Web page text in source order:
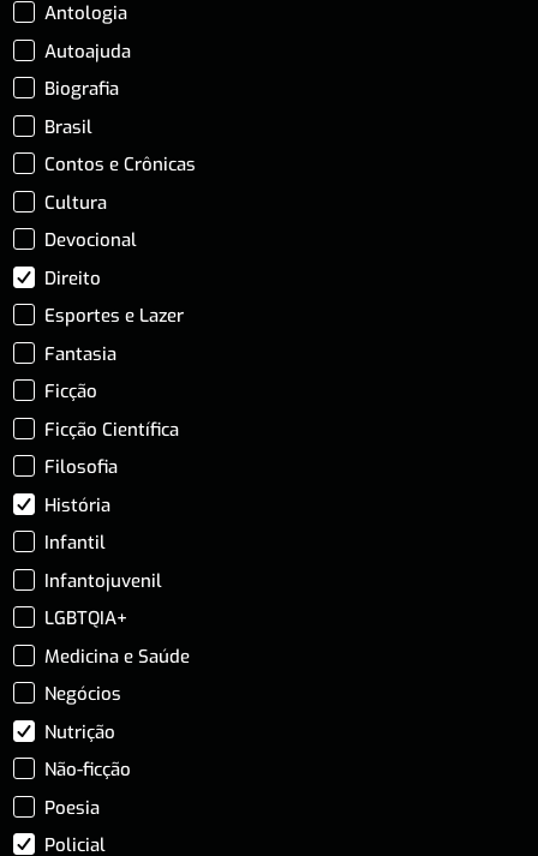
Antologia
Autoajuda
Biografia
Brasil
Contos e Crônicas
Cultura
Devocional
Direito
Esportes e Lazer
Fantasia
Ficção
Ficção Científica
Filosofia
História
Infantil
Infantojuvenil
LGBTQIA+
Medicina e Saúde
Negócios
Nutrição
Não-ficção
Poesia
Policial